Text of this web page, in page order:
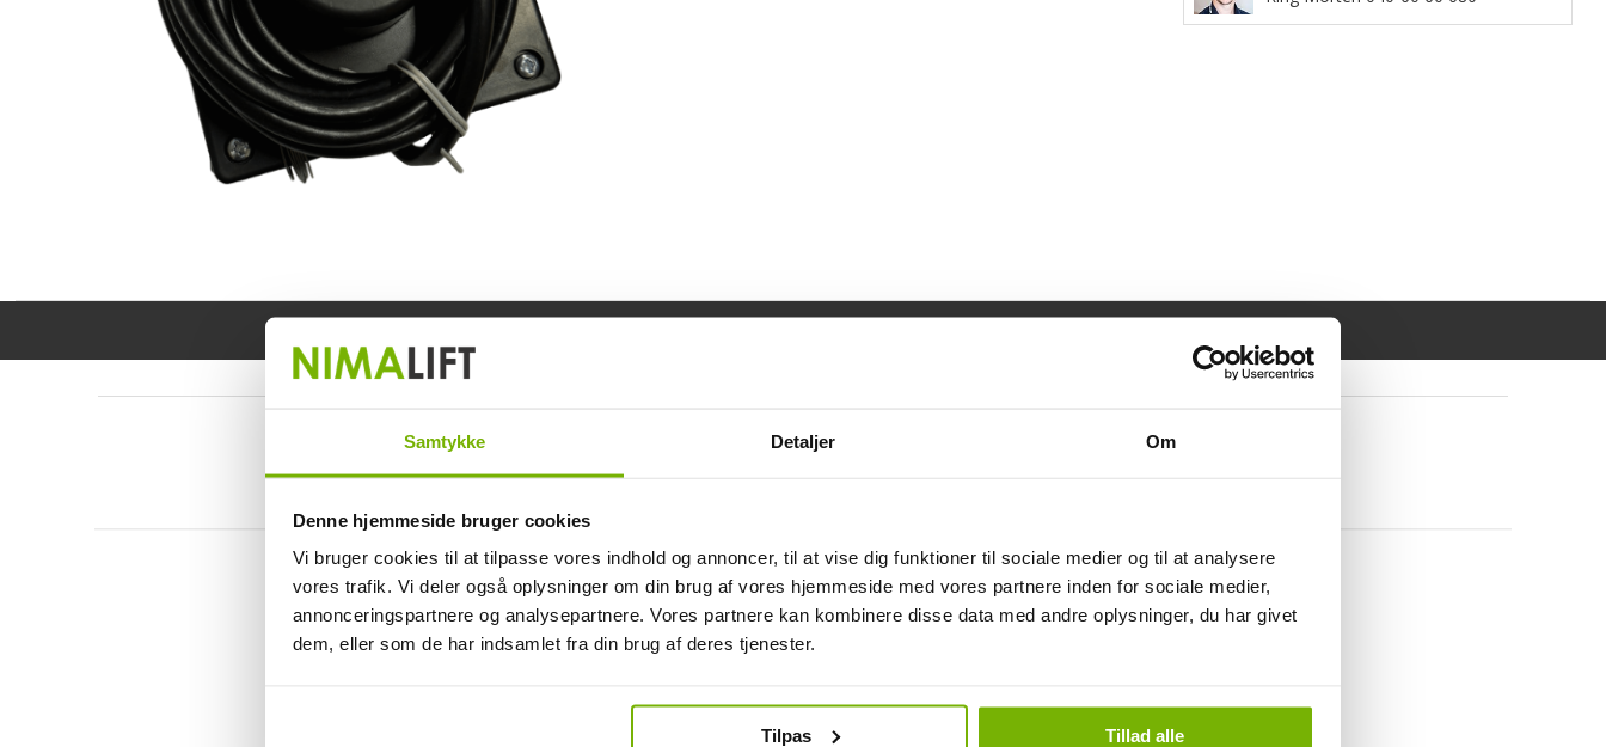
Samtykke Detaljer Om
Denne hjemmeside bruger cookies
Vi bruger cookies til at tilpasse vores indhold og annoncer, til at vise dig funktioner til sociale medier og til at analysere
vores trafik. Vi deler også oplysninger om din brug af vores hjemmeside med vores partnere inden for sociale medier,
annonceringspartnere og analysepartnere. Vores partnere kan kombinere disse data med andre oplysninger, du har givet
dem, eller som de har indsamlet fra din brug af deres tjenester.
Tilpas Tillad alle
Kundrecensioner